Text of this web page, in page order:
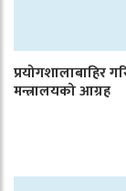
प्रयोगशालाबाहिर
मन्त्रालयको आग्रह